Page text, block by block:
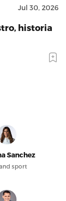
Jul 30, 2026
historia
Sanchez
sport